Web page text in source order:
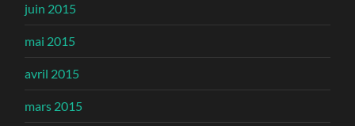
juin 2015
mai 2015
avril 2015
mars 2015